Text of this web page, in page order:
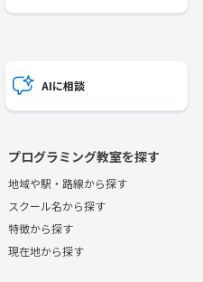
AIに相談
プログラミング教室を探す
地域や駅・路線から探す
スクール名から探す
特徴から探す
現在地から探す